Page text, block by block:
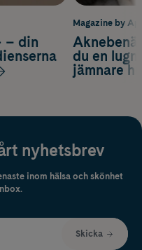
Magazine by
du en
jämnare
– din
nyhetsbrev
inom hälsa och skönhet
Skicka